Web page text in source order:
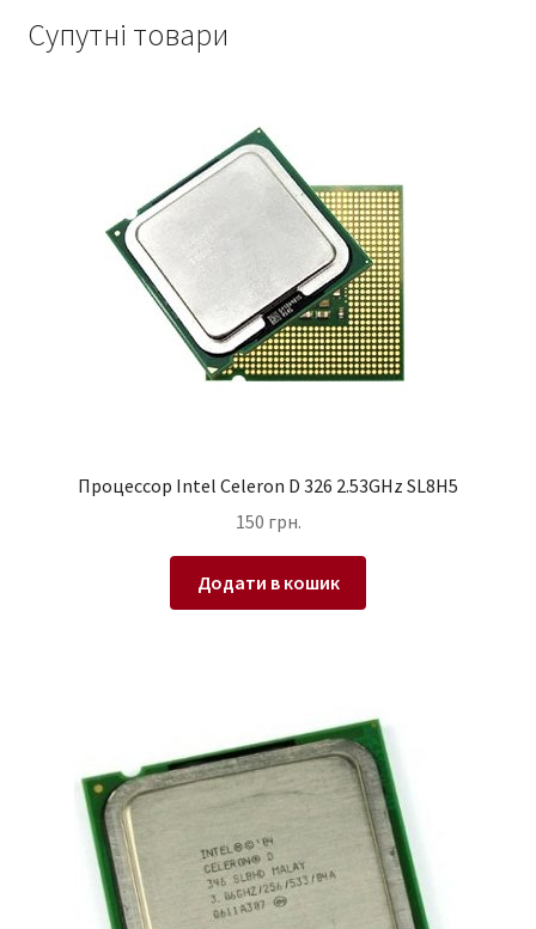
Супутні товари
Процессор Intel Celeron D 326 2.53GHz SL8H5
150 грн.
Додати в кошик